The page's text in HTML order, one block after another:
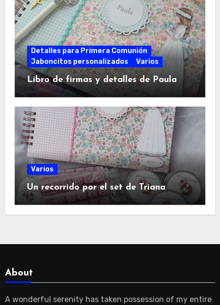
Detalles para Primera Comunión
Jaboncitos personalizados
Varios
Libro de firmas y detalles de Paula
Varios
Un recorrido por el set de Triana
About
A wonderful serenity has taken possession of my entire